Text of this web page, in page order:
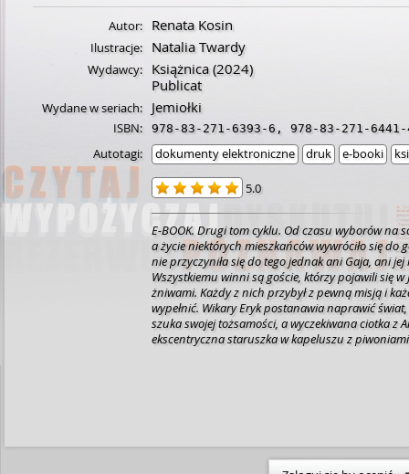
Autor: Renata Kosin
Ilustracje: Natalia Twardy
Wydawcy: Książnica(2024)
Publicat
Wydane w seriach: Jemiołki
ISBN: 978-83-271-6393-6, 978-83-271-6441-
Autotagi: dokumenty elektroniczne druk e-booki
5.0
E-BOOK. Drugi tom cyklu. Od czasu wyborów na
a życie niektórych mieszkańców wywróciło się do
nie przyczyniła się do tego jednak ani Gaja, ani jej
Wszystkiemu winni są goście, którzy pojawili się w
żniwami. Każdy z nich przybył z pewną misją i
wypełnić. Wikary Eryk postanawia naprawić
szuka swojej tożsamości, a wyczekiwana ciotka z
ekscentryczna staruszka w kapeluszu z